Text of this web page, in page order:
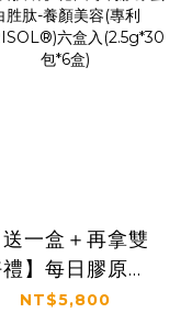
送一盒＋再拿雙
】每日膠原補
皮膚Q彈好氣色
NT$5,800